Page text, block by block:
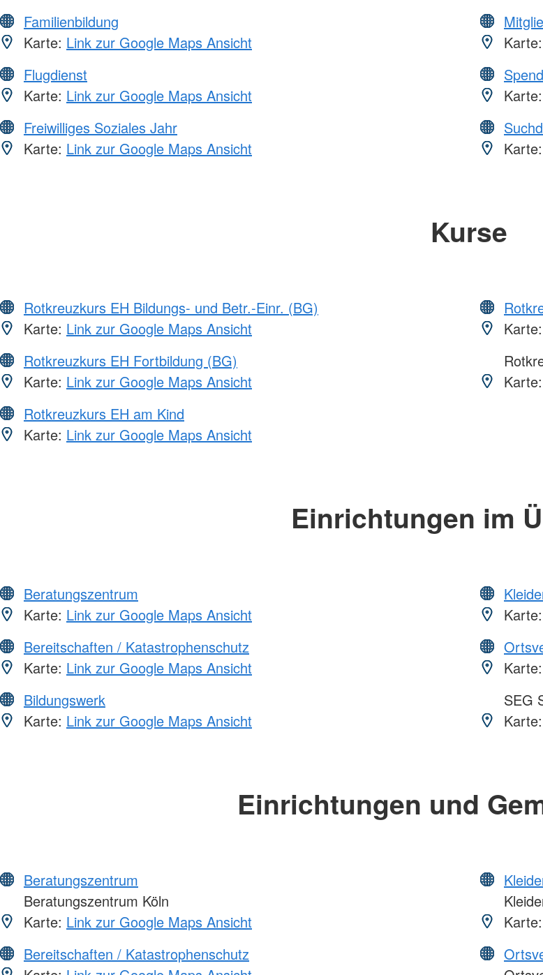
Familienbildung
Karte: Link zur Google Maps Ansicht
Flugdienst
Karte: Link zur Google Maps Ansicht
Freiwilliges Soziales Jahr
Karte: Link zur Google Maps Ansicht
Karte:
Karte:
Karte:
Kurse
Rotkreuzkurs EH Bildungs- und Betr.-Einr. (BG)
Karte: Link zur Google Maps Ansicht
Rotkreuzkurs EH Fortbildung (BG)
Karte: Link zur Google Maps Ansicht
Rotkreuzkurs EH am Kind
Karte: Link zur Google Maps Ansicht
Karte:
Karte:
Einrichtungen im
Beratungszentrum
Karte: Link zur Google Maps Ansicht
Bereitschaften / Katastrophenschutz
Karte: Link zur Google Maps Ansicht
Bildungswerk
Karte: Link zur Google Maps Ansicht
Karte:
Karte:
SEG
Karte:
Einrichtungen und
Beratungszentrum
Beratungszentrum Köln
Karte: Link zur Google Maps Ansicht
Bereitschaften / Katastrophenschutz
Karte: